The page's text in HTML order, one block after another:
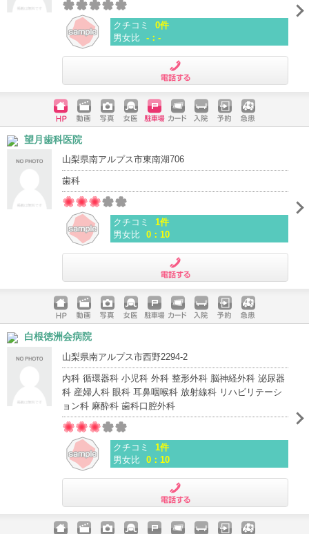
クチコミ
0件
男女比 -：-
ホームペ
ージ
動画 写真 女医 駐車場
クレジッ
入院 予約 急患
望月歯科医院
山梨県南アルプス市東南湖706
歯科
クチコミ
1件
男女比 0：10
ホームペ
ージ
動画 写真 女医 駐車場
クレジッ
入院 予約 急患
白根徳洲会病院
山梨県南アルプス市西野2294-2
内科 循環器科 小児科 外科 整形外科 脳神経外科 泌尿器
科 産婦人科 眼科 耳鼻咽喉科 放射線科 リハビリテーシ
ョン科 麻酔科 歯科口腔外科
クチコミ
1件
男女比 0：10